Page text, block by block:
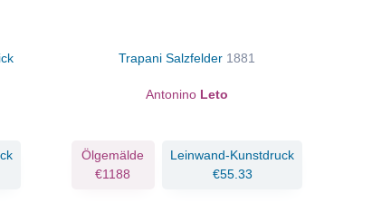
Trapani Salzfelder 1881
Antonino Leto
Ölgemälde
€1188
Leinwand-Kunstdruck
€55.33